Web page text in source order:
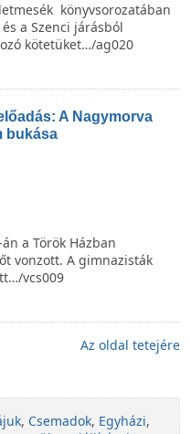
könyvsorozatában
a Szenci járásból
kötetüket…/ag020
A Nagymorva
bukása
a Török Házban
vonzott. A gimnazisták
vcs009
Az oldal tetejére
, Csemadok, Egyházi,